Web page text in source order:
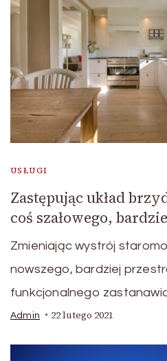
USŁUGI
Zastępując układ
coś szałowego,
Zmieniając wystrój
nowszego, bardziej
funkcjonalnego
Admin 22 lutego 2021